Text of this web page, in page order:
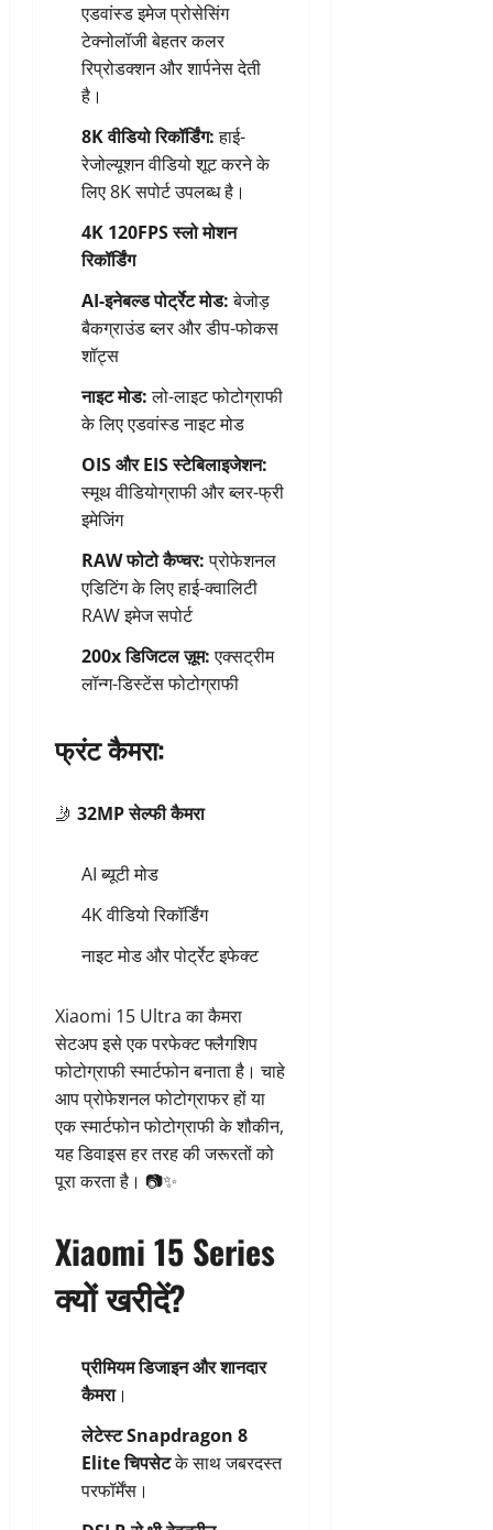
एडवांस्ड इमेज प्रोसेसिंग
टेक्नोलॉजी बेहतर कलर
रिप्रोडक्शन और शार्पनेस देती
है।
8K वीडियो रिकॉर्डिंग:हाई-
रेजोल्यूशन वीडियो शूट करने के
लिए 8K सपोर्ट उपलब्ध है।
4K 120FPS स्लो मोशन
रिकॉर्डिंग
AI-इनेबल्ड पोर्ट्रेट मोड:बेजोड़
बैकग्राउंड ब्लर और डीप-फोकस
शॉट्स
नाइट मोड:लो-लाइट फोटोग्राफी
के लिए एडवांस्ड नाइट मोड
OIS और EIS स्टेबिलाइजेशन:
स्मूथ वीडियोग्राफी और ब्लर-फ्री
इमेजिंग
RAW फोटो कैप्चर:प्रोफेशनल
एडिटिंग के लिए हाई-क्वालिटी
RAW इमेज सपोर्ट
200x डिजिटल ज़ूम:एक्सट्रीम
लॉन्ग-डिस्टेंस फोटोग्राफी
फ्रंट कैमरा:
🤳 32MP सेल्फी कैमरा
AI ब्यूटी मोड
4K वीडियो रिकॉर्डिंग
नाइट मोड और पोर्ट्रेट इफेक्ट
Xiaomi 15 Ultra का कैमरा
सेटअप इसे एक परफेक्ट फ्लैगशिप
फोटोग्राफी स्मार्टफोन बनाता है। चाहे
आप प्रोफेशनल फोटोग्राफर हों या
एक स्मार्टफोन फोटोग्राफी के शौकीन,
यह डिवाइस हर तरह की जरूरतों को
पूरा करता है। 📷✨
Xiaomi 15 Series
क्यों खरीदें?
प्रीमियम डिजाइन और शानदार
कैमरा।
लेटेस्ट Snapdragon 8
Elite चिपसेटके साथ जबरदस्त
परफॉर्मेंस।